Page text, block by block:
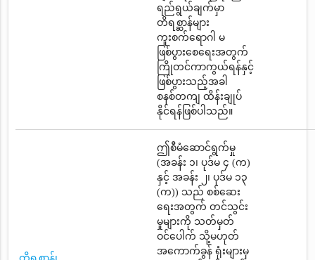
ရည်ရွယ်ချက်မှာ
တိရစ္ဆာန်များ
ကူးစက်ရောဂါ မ
ဖြစ်ပွားစေရေးအတွက်
ကြိုတင်ကာကွယ်ရန်နှင့်
ဖြစ်ပွားသည့်အခါ
စနစ်တကျ ထိန်းချုပ်
နိုင်ရန်ဖြစ်ပါသည်။
ဤစီမံဆောင်ရွက်မှု
(အခန်း ၁၊ ပုဒ်မ ၄ (က)
နှင့် အခန်း ၂၊ ပုဒ်မ ၁၃
(က)) သည် စစ်ဆေး
ရေးအတွက် တင်သွင်း
မှုများကို သတ်မှတ်
ဝင်ပေါက် သို့မဟုတ်
အကောက်ခွန် ရုံးများမှ